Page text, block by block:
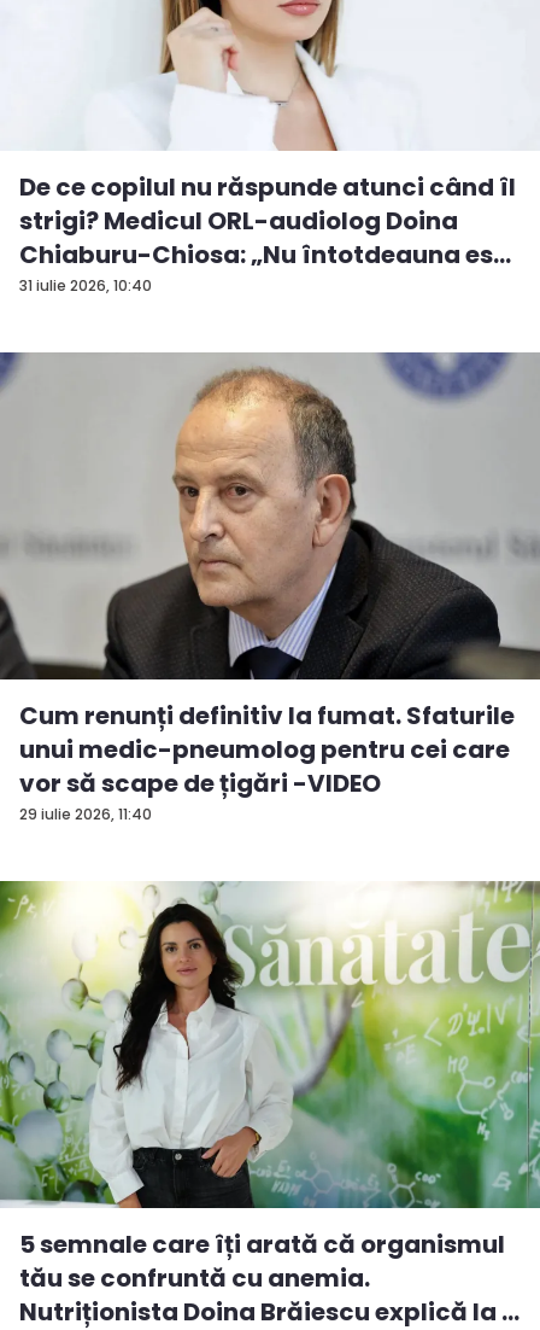
31 iulie 2026, 10:40
De ce copilul nu răspunde atunci când îl
strigi? Medicul ORL-audiolog Doina
Chiaburu-Chiosa: „Nu întotdeauna es...
29 iulie 2026, 11:40
Cum renunți definitiv la fumat. Sfaturile
unui medic-pneumolog pentru cei care
vor să scape de țigări -VIDEO
5 semnale care îți arată că organismul
tău se confruntă cu anemia.
Nutriționista Doina Brăiescu explică la ...